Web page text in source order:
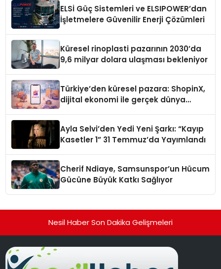
ELSİ Güç Sistemleri ve ELSIPOWER’dan
İşletmelere Güvenilir Enerji Çözümleri
Küresel rinoplasti pazarının 2030’da
9,6 milyar dolara ulaşması bekleniyor
Türkiye’den küresel pazara: ShopinX,
dijital ekonomi ile gerçek dünya
Ayla Selvi’den Yedi Yeni Şarkı: “Kayıp
Kasetler 1” 31 Temmuz’da Yayımlandı
Cherif Ndiaye, Samsunspor’un Hücum
Gücüne Büyük Katkı Sağlıyor
Nesil Haber Son Dakika Gelişmeleri